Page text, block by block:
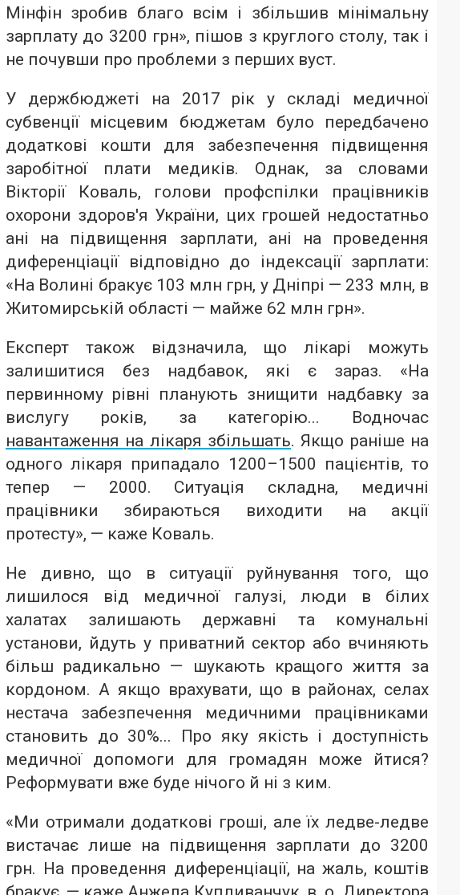
Мінфін зробив благо всім і збільшив мінімальну
зарплату до 3200 грн», пішов з круглого столу, так і
не почувши про проблеми з перших вуст.
У держбюджеті на 2017 рік у складі медичної
субвенції місцевим бюджетам було передбачено
додаткові кошти для забезпечення підвищення
заробітної плати медиків. Однак, за словами
Вікторії Коваль, голови профспілки працівників
охорони здоров'я України, цих грошей недостатньо
ані на підвищення зарплати, ані на проведення
диференціації відповідно до індексації зарплати:
«На Волині бракує 103 млн грн, у Дніпрі — 233 млн, в
Житомирській області — майже 62 млн грн».
Експерт також відзначила, що лікарі можуть
залишитися без надбавок, які є зараз. «На
первинному рівні планують знищити надбавку за
вислугу років, за категорію... Водночас
навантаження на лікаря збільшать. Якщо раніше на
одного лікаря припадало 1200–1500 пацієнтів, то
тепер — 2000. Ситуація складна, медичні
працівники збираються виходити на акції
протесту», — каже Коваль.
Не дивно, що в ситуації руйнування того, що
лишилося від медичної галузі, люди в білих
халатах залишають державні та комунальні
установи, йдуть у приватний сектор або вчиняють
більш радикально — шукають кращого життя за
кордоном. А якщо врахувати, що в районах, селах
нестача забезпечення медичними працівниками
становить до 30%... Про яку якість і доступність
медичної допомоги для громадян може йтися?
Реформувати вже буде нічого й ні з ким.
«Ми отримали додаткові гроші, але їх ледве-ледве
вистачає лише на підвищення зарплати до 3200
грн. На проведення диференціації, на жаль, коштів